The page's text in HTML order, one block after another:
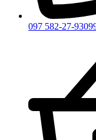
097 582-27-93